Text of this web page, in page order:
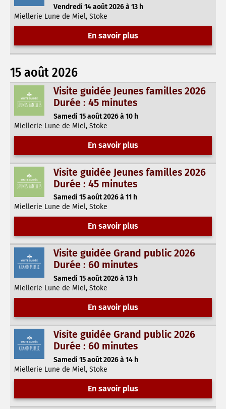
Vendredi 14 août 2026 à 13 h
Miellerie Lune de Miel, Stoke
En savoir plus
15 août 2026
Visite guidée Jeunes familles 2026
Durée : 45 minutes
Samedi 15 août 2026 à 10 h
Miellerie Lune de Miel, Stoke
En savoir plus
Visite guidée Jeunes familles 2026
Durée : 45 minutes
Samedi 15 août 2026 à 11 h
Miellerie Lune de Miel, Stoke
En savoir plus
Visite guidée Grand public 2026
Durée : 60 minutes
Samedi 15 août 2026 à 13 h
Miellerie Lune de Miel, Stoke
En savoir plus
Visite guidée Grand public 2026
Durée : 60 minutes
Samedi 15 août 2026 à 14 h
Miellerie Lune de Miel, Stoke
En savoir plus